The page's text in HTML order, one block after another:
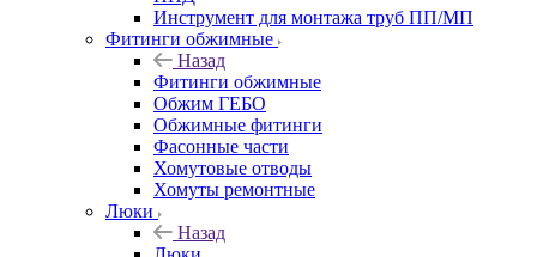
Инструмент для монтажа труб ПП/МП
Фитинги обжимные
Назад
Фитинги обжимные
Обжим ГЕБО
Обжимные фитинги
Фасонные части
Хомутовые отводы
Хомуты ремонтные
Люки
Назад